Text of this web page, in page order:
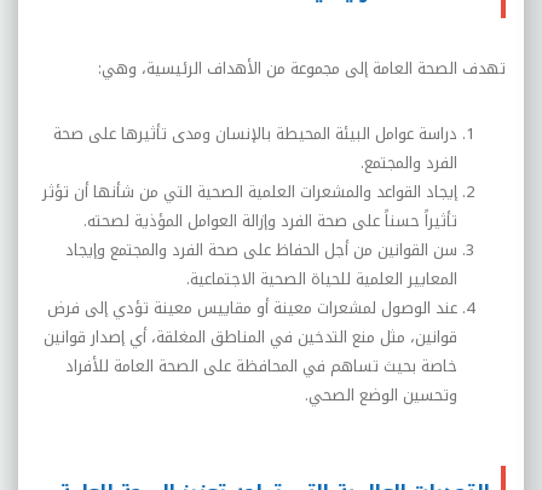
تهدف الصحة العامة إلى مجموعة من الأهداف الرئيسية، وهي:
دراسة عوامل البيئة المحيطة بالإنسان ومدى تأثيرها على صحة
الفرد والمجتمع.
إيجاد القواعد والمشعرات العلمية الصحية التي من شأنها أن تؤثر
تأثيراً حسناً على صحة الفرد وإزالة العوامل المؤذية لصحته.
سن القوانين من أجل الحفاظ على صحة الفرد والمجتمع وإيجاد
المعايير العلمية للحياة الصحية الاجتماعية.
عند الوصول لمشعرات معينة أو مقاييس معينة تؤدي إلى فرض
قوانين، مثل منع التدخين في المناطق المغلقة، أي إصدار قوانين
خاصة بحيث تساهم في المحافظة على الصحة العامة للأفراد
وتحسين الوضع الصحي.